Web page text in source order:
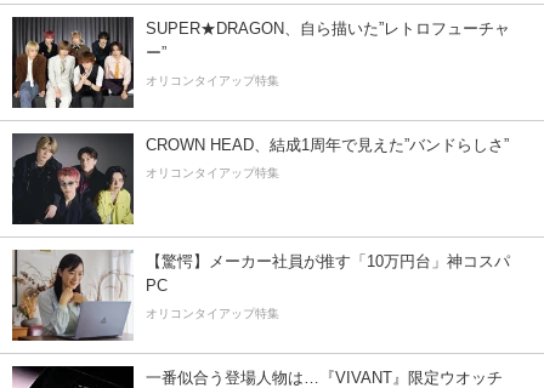
SUPER★DRAGON、自ら描いた”レトロフューチャ
ー”
オリコンタイアップ特集
CROWN HEAD、結成1周年で見えた”バンドらしさ”
オリコンタイアップ特集
【驚愕】メーカー社員が推す「10万円台」神コスパ
PC
オリコンタイアップ特集
一番似合う登場人物は…『VIVANT』限定ウオッチ